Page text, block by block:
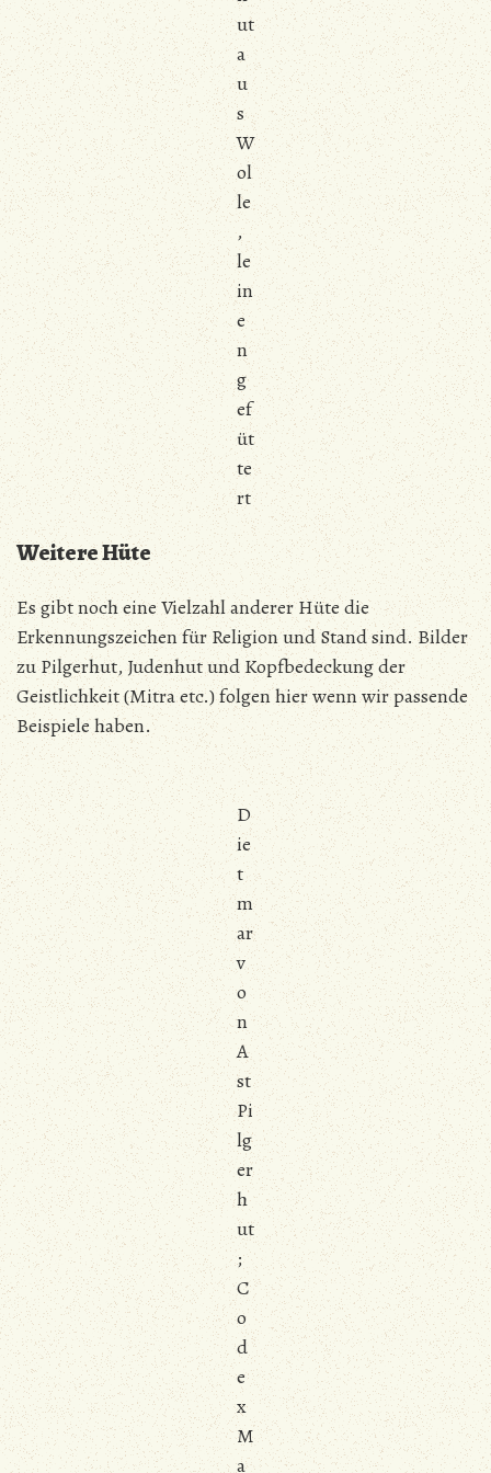
ut
a
u
s
W
ol
le
,
le
in
e
n
g
ef
üt
te
rt
Weitere Hüte
Es gibt noch eine Vielzahl anderer Hüte die
Erkennungszeichen für Religion und Stand sind. Bilder
zu Pilgerhut, Judenhut und Kopfbedeckung der
Geistlichkeit (Mitra etc.) folgen hier wenn wir passende
Beispiele haben.
D
ie
t
m
ar
v
o
n
A
st
Pi
lg
er
h
ut
;
C
o
d
e
x
M
a